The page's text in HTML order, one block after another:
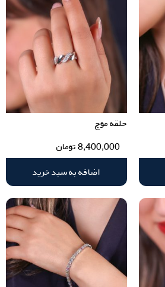
حلقه موج
8,400,000تومان
اضافه به سبد خرید